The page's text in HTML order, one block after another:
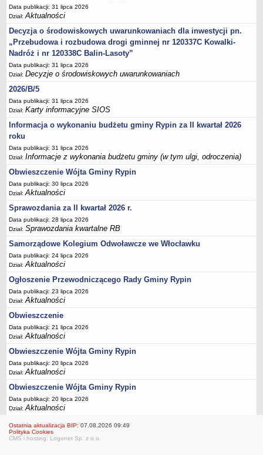
Sygnaliści
Galeria
Raporty o stanie dostępności
Wnioski
WŁADZE I STRUKTURA
Struktura organizacyjna
Rada gminy
Wójt
Urząd gminy
Jednostki organizacyjne, GOPS, Instytucja kultury, OSP
Jednostki pomocnicze - sołectwa
Plan pracy komisji rewizyjnej
Sesje Rady Gminy Rypin
PRAWO LOKALNE
Statut
Strategia rozwoju
Uchwały
Projekty uchwał
Protokoły
Imienne wykazy głosowań radnych
Postać dokumentów
Akty Prawne, Dzienniki Ustaw, Monitory Polskie
Prawo miejscowe
Zarządzenia
Studium uwarunkowań i kierunków zagospodarowania
przestrzennego
Dane przestrzenne - MPZP
obwodowych komisji wyborczych, opis granic okręgów wyborczych
Plan ogólny gminy Rypin
Data publikacji: 31 lipca 2026
Dział:Aktualności
Decyzja o środowiskowych uwarunkowaniach dla inwestycji pn.
„Przebudowa i rozbudowa drogi gminnej nr 120337C Kowalki-
Nadróż i nr 120338C Balin-Lasoty”
Data publikacji: 31 lipca 2026
Dział:Decyzje o środowiskowych uwarunkowaniach
2026/B/5
Data publikacji: 31 lipca 2026
Dział:Karty informacyjne SIOS
Informacja o wykonaniu budżetu gminy Rypin za II kwartał 2026
roku
Data publikacji: 31 lipca 2026
Dział:Informacje z wykonania budżetu gminy (w tym ulgi, odroczenia)
Obwieszczenie Wójta Gminy Rypin
Data publikacji: 30 lipca 2026
Dział:Aktualności
Sprawozdania za II kwartał 2026 r.
Data publikacji: 28 lipca 2026
Dział:Sprawozdania kwartalne RB
Samorządowe Kolegium Odwoławcze we Włocławku
Data publikacji: 24 lipca 2026
Dział:Aktualności
Ogłoszenie Przewodniczącego Rady Gminy Rypin
Data publikacji: 23 lipca 2026
Dział:Aktualności
Obwieszczenie
Data publikacji: 21 lipca 2026
Dział:Aktualności
Obwieszczenie Wójta Gminy Rypin
Data publikacji: 20 lipca 2026
Dział:Aktualności
Obwieszczenie Wójta Gminy Rypin
Data publikacji: 20 lipca 2026
Dział:Aktualności
Ostatnia aktualizacja BIP: 07.08.2026 09:49
Polityka Cookies
CMS i hosting: Logonet Sp. z o.o.